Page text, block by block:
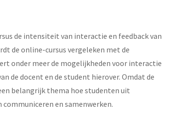
de intensiteit van interactie en feedback van
de online-cursus vergeleken met de
onder meer de mogelijkheden voor interactie
de docent en de student hierover. Omdat de
belangrijk thema hoe studenten uit
en samenwerken.